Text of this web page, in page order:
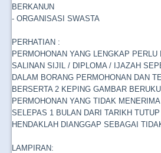
BERKANUN
- ORGANISASI SWASTA
PERHATIAN :
PERMOHONAN YANG LENGKAP PERLU
SALINAN SIJIL / DIPLOMA / IJAZAH
DALAM BORANG PERMOHONAN DAN
BERSERTA 2 KEPING GAMBAR
PERMOHONAN YANG TIDAK
SELEPAS 1 BULAN DARI TARIKH
HENDAKLAH DIANGGAP SEBAGAI
LAMPIRAN: